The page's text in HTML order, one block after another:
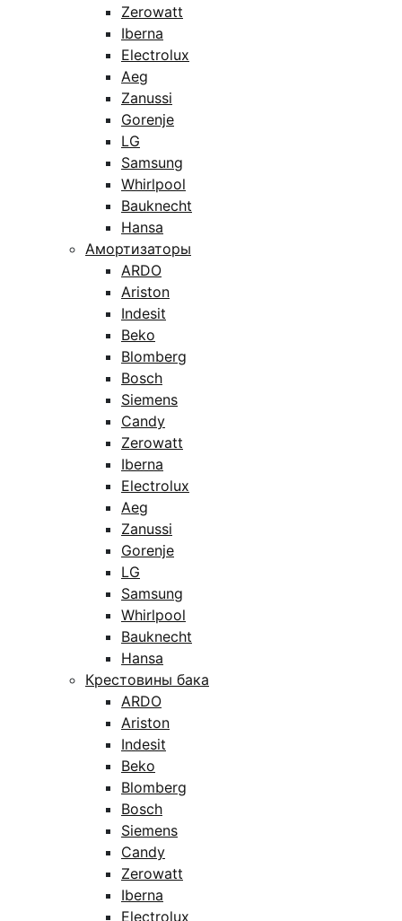
Zerowatt
Iberna
Electrolux
Aeg
Zanussi
Gorenje
LG
Samsung
Whirlpool
Bauknecht
Hansa
Амортизаторы
ARDO
Ariston
Indesit
Beko
Blomberg
Bosch
Siemens
Candy
Zerowatt
Iberna
Electrolux
Aeg
Zanussi
Gorenje
LG
Samsung
Whirlpool
Bauknecht
Hansa
Крестовины бака
ARDO
Ariston
Indesit
Beko
Blomberg
Bosch
Siemens
Candy
Zerowatt
Iberna
Electrolux